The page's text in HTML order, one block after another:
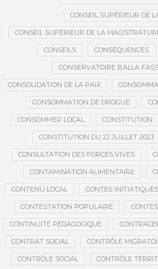
CONSEIL SUPÉRIEUR DE
CONSEIL SUPÉRIEUR DE LA
CONSEILS CONSÉQUENCES
CONSERVATOIRE BALLA
CONSOLIDATION DE LA PAIX
CONSOMMATION DE DROGUE
CONSOMMER LOCAL CONSTITUTION
CONSTITUTION DU 22 JUILLET 2023
CONSULTATION DES FORCES VIVES
CONTAMINATION ALIMENTAIRE
CONTENU LOCAL CONTES
CONTESTATION POPULAIRE
CONTINUITÉ PÉDAGOGIQUE
CONTRAT SOCIAL CONTRÔLE
CONTRÔLE SOCIAL CONTRÔLE